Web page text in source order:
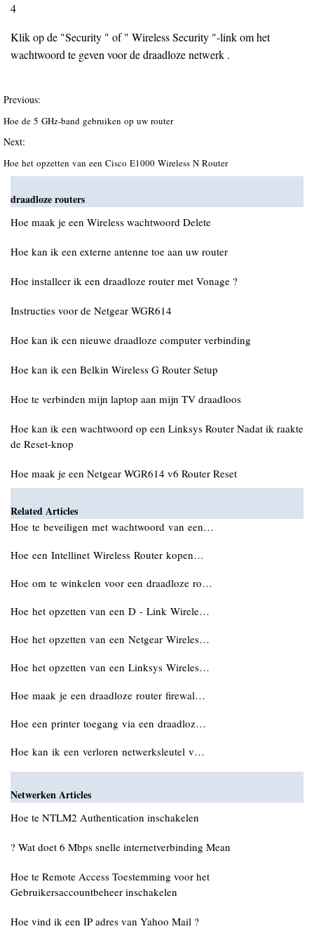
4
Klik op de "Security " of " Wireless Security "-link om het
wachtwoord te geven voor de draadloze netwerk .
Previous:
Hoe de 5 GHz-band gebruiken op uw router
Next:
Hoe het opzetten van een Cisco E1000 Wireless N Router
draadloze routers
Hoe maak je een Wireless wachtwoord Delete
Hoe kan ik een externe antenne toe aan uw router
Hoe installeer ik een draadloze router met Vonage ?
Instructies voor de Netgear WGR614
Hoe kan ik een nieuwe draadloze computer verbinding
Hoe kan ik een Belkin Wireless G Router Setup
Hoe te verbinden mijn laptop aan mijn TV draadloos
Hoe kan ik een wachtwoord op een Linksys Router Nadat ik raakte
de Reset-knop
Hoe maak je een Netgear WGR614 v6 Router Reset
Related Articles
Hoe te beveiligen met wachtwoord van een…
Hoe een Intellinet Wireless Router kopen…
Hoe om te winkelen voor een draadloze ro…
Hoe het opzetten van een D - Link Wirele…
Hoe het opzetten van een Netgear Wireles…
Hoe het opzetten van een Linksys Wireles…
Hoe maak je een draadloze router firewal…
Hoe een printer toegang via een draadloz…
Hoe kan ik een verloren netwerksleutel v…
Netwerken Articles
Hoe te NTLM2 Authentication inschakelen
? Wat doet 6 Mbps snelle internetverbinding Mean
Hoe te Remote Access Toestemming voor het
Gebruikersaccountbeheer inschakelen
Hoe vind ik een IP adres van Yahoo Mail ?